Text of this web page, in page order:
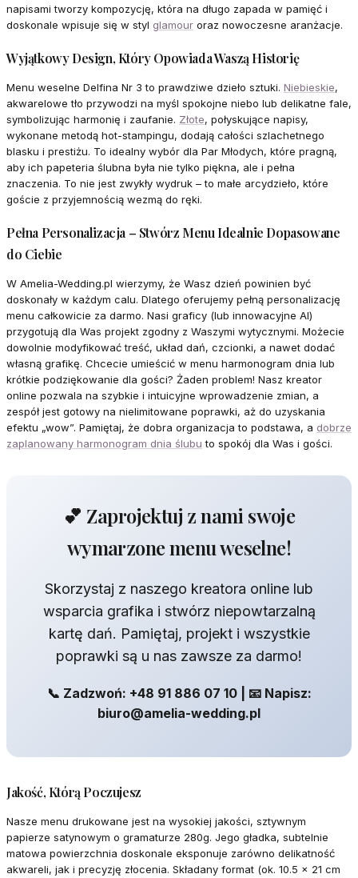
napisami tworzy kompozycję, która na długo zapada w pamięć i
doskonale wpisuje się w styl glamour oraz nowoczesne aranżacje.
Wyjątkowy Design, Który Opowiada Waszą Historię
Menu weselne Delfina Nr 3 to prawdziwe dzieło sztuki. Niebieskie,
akwarelowe tło przywodzi na myśl spokojne niebo lub delikatne fale,
symbolizując harmonię i zaufanie. Złote, połyskujące napisy,
wykonane metodą hot-stampingu, dodają całości szlachetnego
blasku i prestiżu. To idealny wybór dla Par Młodych, które pragną,
aby ich papeteria ślubna była nie tylko piękna, ale i pełna
znaczenia. To nie jest zwykły wydruk – to małe arcydzieło, które
goście z przyjemnością wezmą do ręki.
Pełna Personalizacja – Stwórz Menu Idealnie Dopasowane
do Ciebie
W Amelia-Wedding.pl wierzymy, że Wasz dzień powinien być
doskonały w każdym calu. Dlatego oferujemy pełną personalizację
menu całkowicie za darmo. Nasi graficy (lub innowacyjne AI)
przygotują dla Was projekt zgodny z Waszymi wytycznymi. Możecie
dowolnie modyfikować treść, układ dań, czcionki, a nawet dodać
własną grafikę. Chcecie umieścić w menu harmonogram dnia lub
krótkie podziękowanie dla gości? Żaden problem! Nasz kreator
online pozwala na szybkie i intuicyjne wprowadzenie zmian, a
zespół jest gotowy na nielimitowane poprawki, aż do uzyskania
efektu „wow”. Pamiętaj, że dobra organizacja to podstawa, a dobrze
zaplanowany harmonogram dnia ślubu to spokój dla Was i gości.
💕 Zaprojektuj z nami swoje
wymarzone menu weselne!
Skorzystaj z naszego kreatora online lub
wsparcia grafika i stwórz niepowtarzalną
kartę dań. Pamiętaj, projekt i wszystkie
poprawki są u nas zawsze za darmo!
📞 Zadzwoń: +48 91 886 07 10 | 📧 Napisz:
biuro@amelia-wedding.pl
Jakość, Którą Poczujesz
Nasze menu drukowane jest na wysokiej jakości, sztywnym
papierze satynowym o gramaturze 280g. Jego gładka, subtelnie
matowa powierzchnia doskonale eksponuje zarówno delikatność
akwareli, jak i precyzję złocenia. Składany format (ok. 10.5 x 21 cm